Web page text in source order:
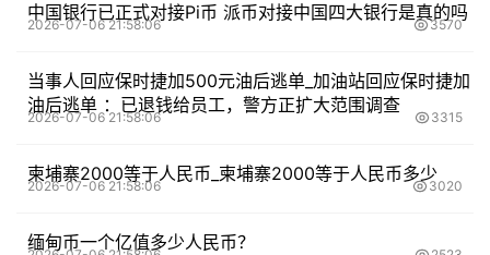
中国银行已正式对接Pi币 派币对接中国四大银行是真的吗
2026-07-06 21:58:06 3570
当事人回应保时捷加500元油后逃单_加油站回应保时捷加
油后逃单 ：已退钱给员工，警方正扩大范围调查
2026-07-06 21:58:06 3315
柬埔寨2000等于人民币_柬埔寨2000等于人民币多少
2026-07-06 21:58:06 3020
缅甸币一个亿值多少人民币？